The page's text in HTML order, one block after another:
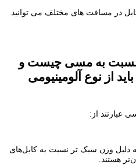
در مسافت های مختلف می توانید
نسبت به مسی چیست و
از نوع آلومینیومی
عبارتند از:
دلیل وزن سبک ‌تر نسبت به کابل‌های
هستند.